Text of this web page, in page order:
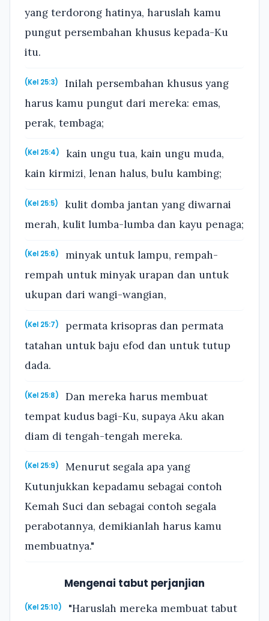
yang terdorong hatinya, haruslah kamu
pungut persembahan khusus kepada-Ku
itu.
(Kel 25:3)
Inilah persembahan khusus yang
harus kamu pungut dari mereka: emas,
perak, tembaga;
(Kel 25:4)
kain ungu tua, kain ungu muda,
kain kirmizi, lenan halus, bulu kambing;
(Kel 25:5)
kulit domba jantan yang diwarnai
merah, kulit lumba-lumba dan kayu penaga;
(Kel 25:6)
minyak untuk lampu, rempah-
rempah untuk minyak urapan dan untuk
ukupan dari wangi-wangian,
(Kel 25:7)
permata krisopras dan permata
tatahan untuk baju efod dan untuk tutup
dada.
(Kel 25:8)
Dan mereka harus membuat
tempat kudus bagi-Ku, supaya Aku akan
diam di tengah-tengah mereka.
(Kel 25:9)
Menurut segala apa yang
Kutunjukkan kepadamu sebagai contoh
Kemah Suci dan sebagai contoh segala
perabotannya, demikianlah harus kamu
membuatnya."
Mengenai tabut perjanjian
(Kel 25:10)
"Haruslah mereka membuat tabut